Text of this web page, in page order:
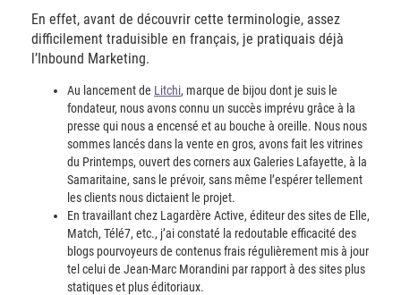
En effet, avant de découvrir cette terminologie, assez
difficilement traduisible en français, je pratiquais déjà
l’Inbound Marketing.
Au lancement de Litchi, marque de bijou dont je suis le
fondateur, nous avons connu un succès imprévu grâce à la
presse qui nous a encensé et au bouche à oreille. Nous nous
sommes lancés dans la vente en gros, avons fait les vitrines
du Printemps, ouvert des corners aux Galeries Lafayette, à la
Samaritaine, sans le prévoir, sans même l’espérer tellement
les clients nous dictaient le projet.
En travaillant chez Lagardère Active, éditeur des sites de Elle,
Match, Télé7, etc., j’ai constaté la redoutable efficacité des
blogs pourvoyeurs de contenus frais régulièrement mis à jour
tel celui de Jean-Marc Morandini par rapport à des sites plus
statiques et plus éditoriaux.